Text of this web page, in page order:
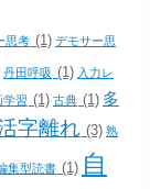
思考 (1) デモサー思
丹田呼吸 (1) 入力レ
学習 (1) 古典 (1) 多
字離れ (3) 熟
集型読書 (1) 自